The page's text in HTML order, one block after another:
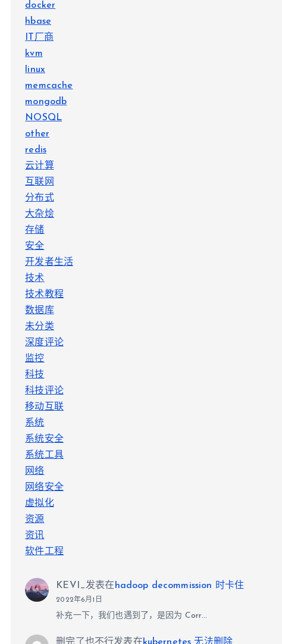
docker
hbase
IT厂商
kvm
linux
memcache
mongodb
NOSQL
other
redis
云计算
互联网
分布式
大杂烩
存储
安全
开发者生活
技术
技术教程
数据库
未分类
深度评论
监控
科技
科技评论
移动互联
系统
系统安全
系统工具
网络
网络安全
虚拟化
资源
资讯
软件工程
KEVI_发表在 hadoop decommission 时卡住
2022年6月1日
补充一下，我们也遇到了，是因为 Corr…
删完了也不行发表在kubernetes 无法删除